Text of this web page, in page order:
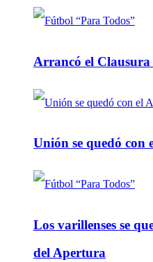
Arrancó el
Unión se quedó
Los varillenses se
del Apertura